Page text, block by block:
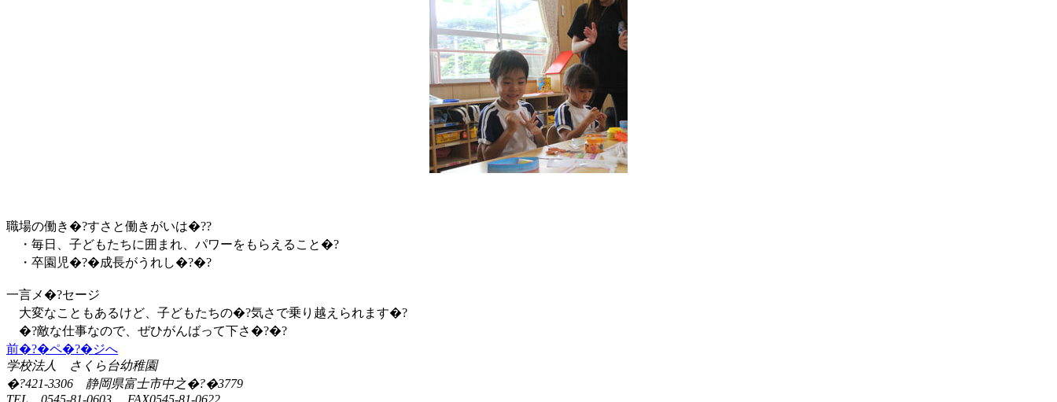
職場の働き�?すさと働きがいは�??
・毎日、子どもたちに囲まれ、パワーをもらえること�?
・卒園児�?�成長がうれし�?�?
一言メ�?セージ
大変なこともあるけど、子どもたちの�?気さで乗り越えられます�?
�?敵な仕事なので、ぜひがんばって下さ�?�?
前�?�ペ�?�ジへ
学校法人 さくら台幼稚園
�?421-3306 静岡県富士市中之�?�3779